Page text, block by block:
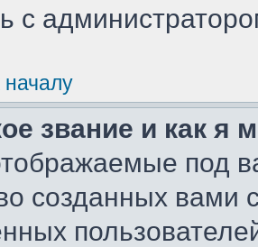
с
началу
звание и как я
под
созданных